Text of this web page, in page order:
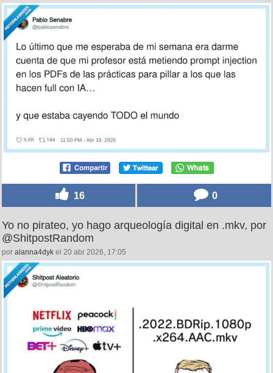
16 0
Yo no pirateo, yo hago arqueología digital en .mkv, por
@ShitpostRandom
por alanna4dyk el 20 abr 2026, 17:05